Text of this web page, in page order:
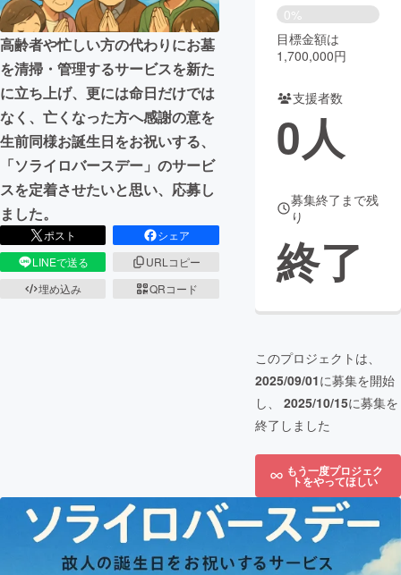
ビジネス・起業 チャレンジ
まちづくり・地域活性化
CAMPFIRE for Social Good
CAMPFIRE Creation
CAMPFIREふるさと納税
machi-ya コミュニティ
高齢者や忙しい方の代わりにお墓
を清掃・管理するサービスを新た
に立ち上げ、更には命日だけでは
なく、亡くなった方へ感謝の意を
生前同様お誕生日をお祝いする、
「ソライロバースデー」のサービ
スを定着させたいと思い、応募し
ました。
ポスト
シェア
LINEで送る
URLコピー
埋め込み
QRコード
0%
目標金額は
1,700,000円
支援者数
0人
募集終了まで残
り
終了
このプロジェクトは、
2025/09/01に募集を開始
し、 2025/10/15に募集を
終了しました
もう一度プロジェク
トをやってほしい